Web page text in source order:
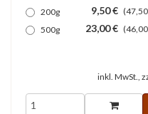
200g
9,50 €
500g
23,00 €
inkl. MwSt.,